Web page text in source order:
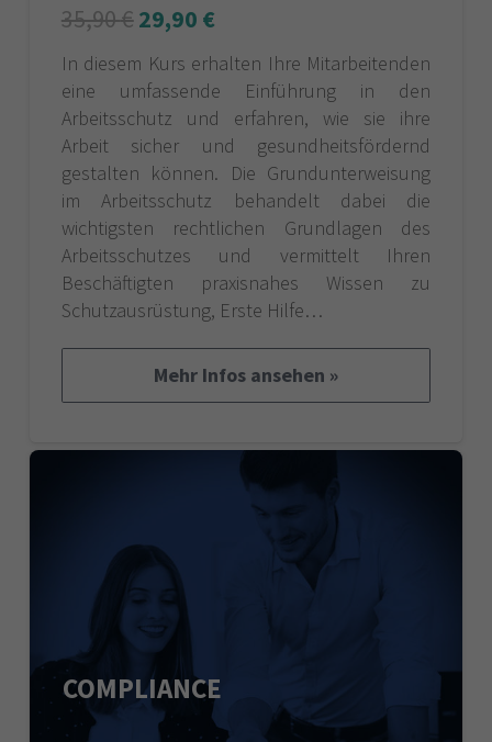
35,90€29,90 €
In diesem Kurs erhalten Ihre Mitarbeitenden
eine umfassende Einführung in den
Arbeitsschutz und erfahren, wie sie ihre
Arbeit sicher und gesundheitsfördernd
gestalten können. Die Grundunterweisung
im Arbeitsschutz behandelt dabei die
wichtigsten rechtlichen Grundlagen des
Arbeitsschutzes und vermittelt Ihren
Beschäftigten praxisnahes Wissen zu
Schutzausrüstung, Erste Hilfe…
Mehr Infos ansehen »
COMPLIANCE